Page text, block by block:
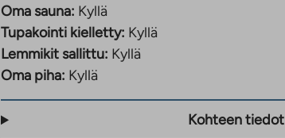
Oma sauna: Kyllä
Tupakointi kielletty: Kyllä
Lemmikit sallittu: Kyllä
Oma piha: Kyllä
Kohteen tiedot